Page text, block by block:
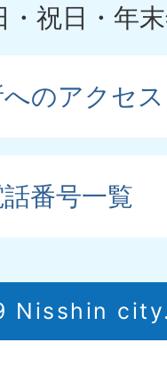
・祝日・年
のアクセス
番号一覧
Nisshin